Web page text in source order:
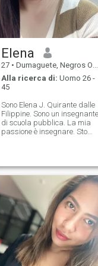
Elena
27 • Dumaguete, Negros Oriental, Filippine
Alla ricerca di: Uomo 26 -
45
Sono Elena J. Quirante dalle
Filippine. Sono un insegnante
di scuola pubblica. La mia
passione è insegnare. Sto
moglie leale, gentile e fedele,
allora non esitare a
mandarmi un messaggio.